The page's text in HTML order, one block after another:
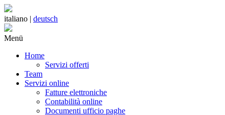
italiano | deutsch
Menü
Home
Servizi offerti
Team
Servizi online
Fatture elettroniche
Contabilità online
Documenti ufficio paghe